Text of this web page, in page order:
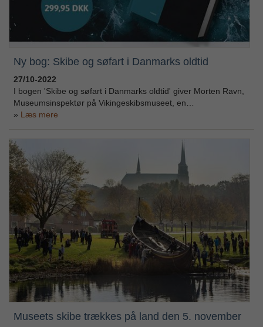
Ny bog: Skibe og søfart i Danmarks oldtid
27/10-2022
I bogen 'Skibe og søfart i Danmarks oldtid' giver Morten Ravn,
Museumsinspektør på Vikingeskibsmuseet, en…
Læs mere
Museets skibe trækkes på land den 5. november